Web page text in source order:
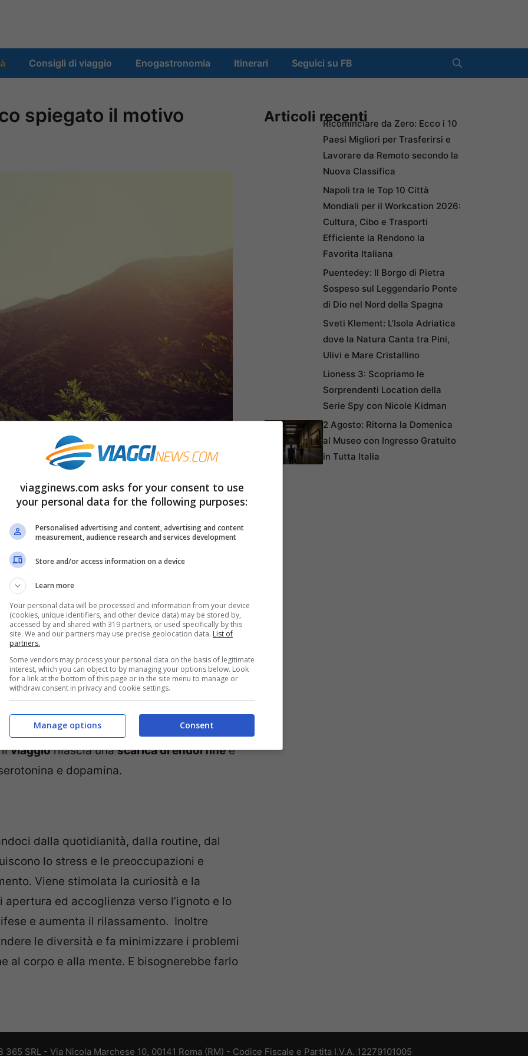
Consigli di viaggio Enogastronomia Itinerari Seguici su FB
spiegato il motivo
prossimoviaggio? Adorateviaggiare?
non avete dubbi e scrivete ‘viaggiare’?
farlo e l’hanno scoperta alcuni
la complessa psicologia umana.
del perché piace il mare
passione per i viaggi che appena tornate da
un altro (qui i 10 sintomi per capire se ne
lo fa per un motivo semplice, ma
un
della partenza, aumentino i
ilviaggiorilascia unascarica di endorfinee
e dopamina.
dalla quotidianità, dalla routine, dal
lo stress e le preoccupazioni e
Viene stimolata la curiosità e la
ed accoglienza verso l’ignoto e lo
e aumenta il rilassamento. Inoltre
le diversità e fa minimizzare i problemi
al corpo e alla mente. E bisognerebbe farlo
Articoli recentiRicominciare da Zero: Ecco i 10
Paesi Migliori per Trasferirsi e
Lavorare da Remoto secondo la
Nuova Classifica
Napoli tra le Top 10 Città
Mondiali per il Workcation 2026:
Cultura, Cibo e Trasporti
Efficiente la Rendono la
Favorita Italiana
Puentedey: Il Borgo di Pietra
Sospeso sul Leggendario Ponte
di Dio nel Nord della Spagna
Sveti Klement: L’Isola Adriatica
dove la Natura Canta tra Pini,
Ulivi e Mare Cristallino
Lioness 3: Scopriamo le
Sorprendenti Location della
Serie Spy con Nicole Kidman
2 Agosto: Ritorna la Domenica
al Museo con Ingresso Gratuito
in Tutta Italia
SRL - Via Nicola Marchese 10, 00141 Roma (RM) - Codice Fiscale e Partita I.V.A. 12279101005
viagginews.com asks for your consent to use
your personal data for the following purposes:
Personalised advertising and content, advertising and content
measurement, audience research and services development
Store and/or access information on a device
Learn more
Your personal data will be processed and information from your device
(cookies, unique identifiers, and other device data) may be stored by,
accessed by and shared with 319 partners, or used specifically by this
site. We and our partners may use precise geolocation data. List of
partners.
Some vendors may process your personal data on the basis of legitimate
interest, which you can object to by managing your options below. Look
for a link at the bottom of this page or in the site menu to manage or
withdraw consent in privacy and cookie settings.
Consent
Manage options